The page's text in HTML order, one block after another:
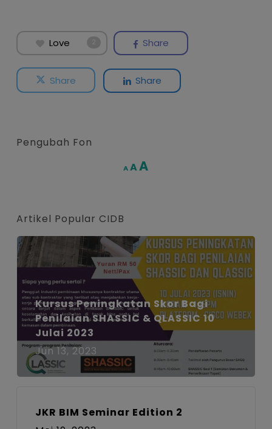
Love 2 Share
Share Share
Pengubah Fon
A Decrease
AReset
AIncrease
Artikel Popular CIDB
Kursus Peningkatan Skor Bagi
Penilaian SHASSIC & QLASSIC 10
Julai 2023
Jun 13, 2023
JKR BIM Seminar Edition 2